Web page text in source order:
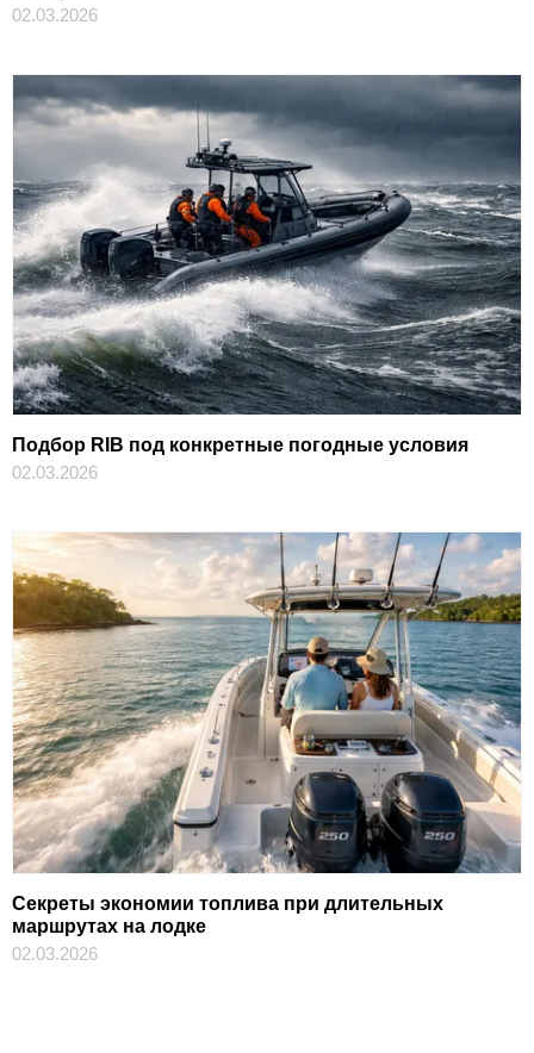
02.03.2026
Подбор RIB под конкретные погодные условия
02.03.2026
Секреты экономии топлива при длительных
маршрутах на лодке
02.03.2026